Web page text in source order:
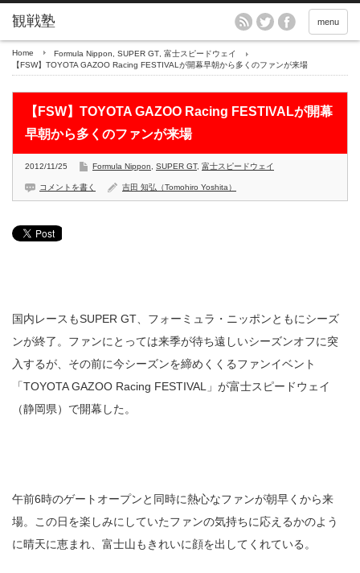
menu
Home Formula Nippon SUPER GT 富士スピードウェイ
【FSW】TOYOTA GAZOO Racing FESTIVALが開幕早朝から多くのファンが来場
【FSW】TOYOTA GAZOO Racing FESTIVALが開幕
早朝から多くのファンが来場
2012/11/25 Formula Nippon SUPER GT, 富士スピードウェイ
コメントを書く 吉田 知弘（Tomohiro Yoshita）
国内レースもSUPER GT、フォーミュラ・ニッポンともにシーズ
ンが終了。ファンにとっては来季が待ち遠しいシーズンオフに突
入するが、その前に今シーズンを締めくくるファンイベント
「TOYOTA GAZOO Racing FESTIVAL」が富士スピードウェイ
（静岡県）で開幕した。
午前6時のゲートオープンと同時に熱心なファンが朝早くから来
場。この日を楽しみにしていたファンの気持ちに応えるかのよう
に晴天に恵まれ、富士山もきれいに顔を出してくれている。